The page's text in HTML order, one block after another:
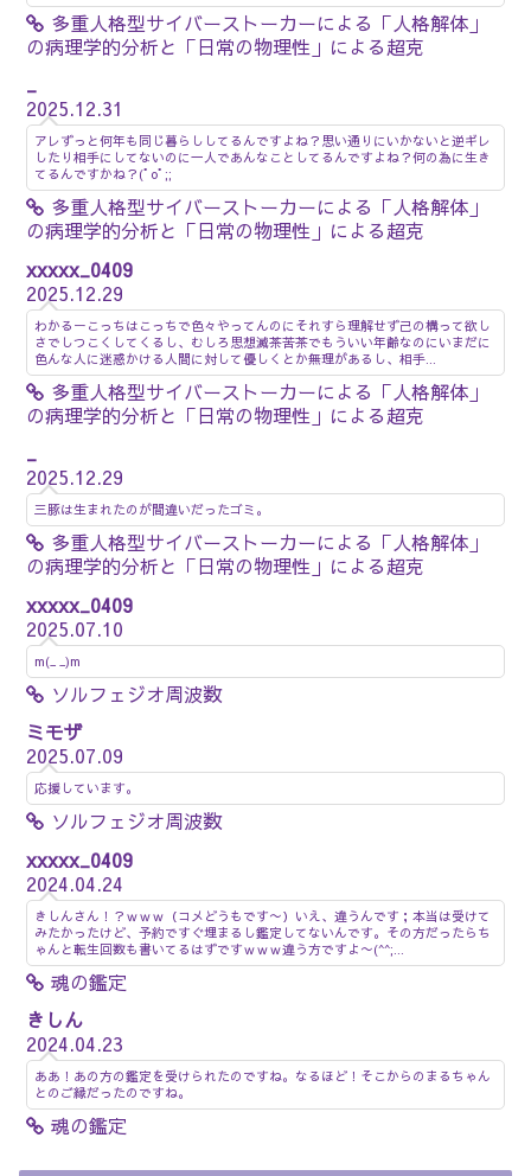
多重人格型サイバーストーカーによる「人格解体」
の病理学的分析と「日常の物理性」による超克
_
2025.12.31
アレずっと何年も同じ暮らししてるんですよね？思い通りにいかないと逆ギレ
したり相手にしてないのに一人であんなことしてるんですよね？何の為に生き
てるんですかね？(ﾟoﾟ;;
多重人格型サイバーストーカーによる「人格解体」
の病理学的分析と「日常の物理性」による超克
xxxxx_0409
2025.12.29
わかるーこっちはこっちで色々やってんのにそれすら理解せず己の構って欲し
さでしつこくしてくるし、むしろ思想滅茶苦茶でもういい年齢なのにいまだに
色んな人に迷惑かける人間に対して優しくとか無理があるし、相手...
多重人格型サイバーストーカーによる「人格解体」
の病理学的分析と「日常の物理性」による超克
_
2025.12.29
三豚は生まれたのが間違いだったゴミ。
多重人格型サイバーストーカーによる「人格解体」
の病理学的分析と「日常の物理性」による超克
xxxxx_0409
2025.07.10
m(_ _)m
ソルフェジオ周波数
ミモザ
2025.07.09
応援しています。
ソルフェジオ周波数
xxxxx_0409
2024.04.24
きしんさん！？ｗｗｗ（コメどうもです〜）いえ、違うんです；本当は受けて
みたかったけど、予約ですぐ埋まるし鑑定してないんです。その方だったらち
ゃんと転生回数も書いてるはずですｗｗｗ違う方ですよ〜(^^;...
魂の鑑定
きしん
2024.04.23
ああ！あの方の鑑定を受けられたのですね。なるほど！そこからのまるちゃん
とのご縁だったのですね。
魂の鑑定